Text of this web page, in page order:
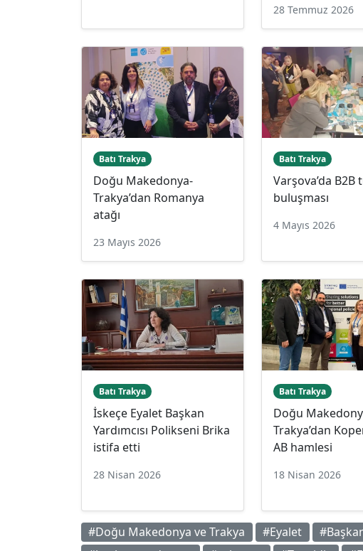
28 Temmuz 2026
Batı Trakya
Doğu Makedonya-
Trakya’dan Romanya
atağı
23 Mayıs 2026
Batı Trakya
Varşova’da B2B
buluşması
4 Mayıs 2026
Batı Trakya
İskeçe Eyalet Başkan
Yardımcısı Polikseni Brika
istifa etti
28 Nisan 2026
Batı Trakya
Doğu
Trakya’dan
AB hamlesi
18 Nisan 2026
#Doğu Makedonya ve Trakya #Eyalet